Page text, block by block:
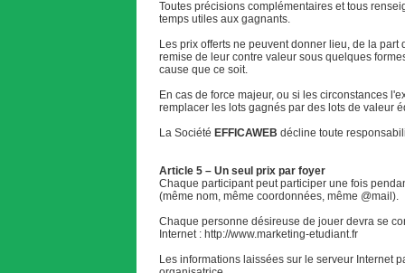
Toutes précisions complémentaires et tous
temps utiles aux gagnants.
Les prix offerts ne peuvent donner lieu, de la
remise de leur contre valeur sous quelques
cause que ce soit.
En cas de force majeur, ou si les circonstances
remplacer les lots gagnés par des lots de valeur
La Société EFFICAWEB décline toute
Article 5 – Un seul prix par foyer
Chaque participant peut participer une fois
(même nom, même coordonnées, même @mail).
Chaque personne désireuse de jouer devra se
Internet : http://www.marketing-etudiant.fr
Les informations laissées sur le serveur Internet